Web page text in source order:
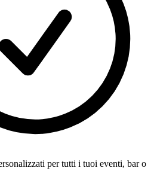
per tutti i tuoi eventi, bar o